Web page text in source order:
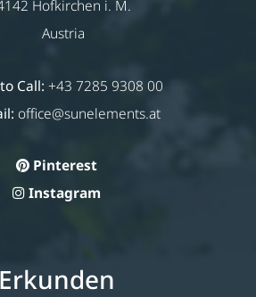
Hofkirchen i. M.
Austria
Call: +43 7285 9308 00
office@sunelements.at
Pinterest
Instagram
Erkunden